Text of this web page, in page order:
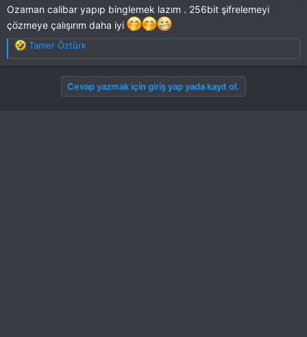
Ozaman calibar yapıp binglemek lazım . 256bit şifrelemeyi
çözmeye çalışırım daha iyi
T
e
p
Tamer Öztürk
Cevap yazmak için giriş yap yada kayıt ol.